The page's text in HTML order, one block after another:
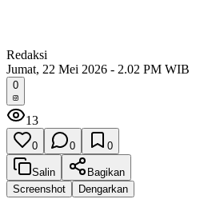
Redaksi
Jumat, 22 Mei 2026 - 2.02 PM WIB
0
13
0 0 0
Salin
Bagikan
Screenshot
Dengarkan